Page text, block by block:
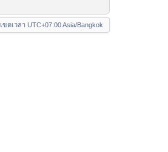
เขตเวลา UTC+07:00 Asia/Bangkok